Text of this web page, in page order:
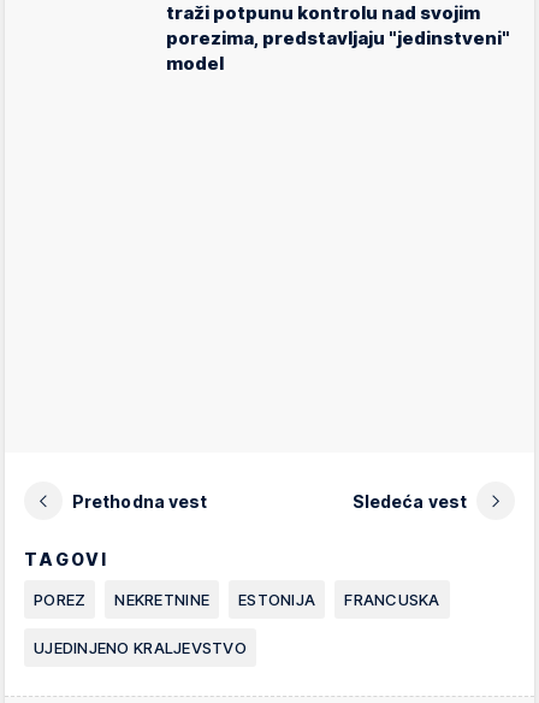
traži potpunu kontrolu nad svojim
porezima, predstavljaju "jedinstveni"
model
Prethodna vest Sledeća vest
TAGOVI
POREZ NEKRETNINE ESTONIJA FRANCUSKA
UJEDINJENO KRALJEVSTVO